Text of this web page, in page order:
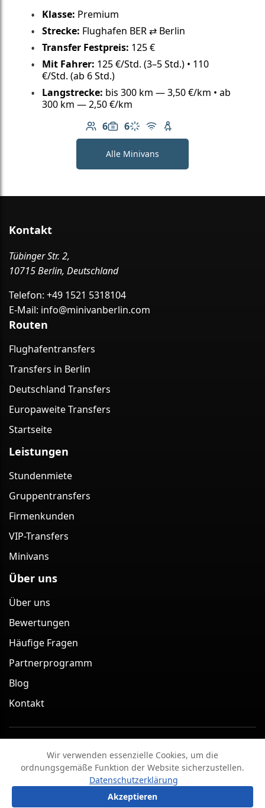
Klasse: Premium
Strecke: Flughafen BER ⇄ Berlin
Transfer Festpreis: 125 €
Mit Fahrer: 125 €/Std. (3–5 Std.) • 110
€/Std. (ab 6 Std.)
Langstrecke: bis 300 km — 3,50 €/km • ab
300 km — 2,50 €/km
6
Anzahl der Passagiere: 6
6
Gepäckkapazität: 6
Klimaanlage
Kostenloses WLAN
Kindersitz verfügbar
Alle Minivans
Kontakt
Tübinger Str. 2,
10715 Berlin, Deutschland
Telefon: +49 1521 5318104
E-Mail: info@minivanberlin.com
Routen
Flughafentransfers
Transfers in Berlin
Deutschland Transfers
Europaweite Transfers
Startseite
Leistungen
Stundenmiete
Gruppentransfers
Firmenkunden
VIP-Transfers
Minivans
Über uns
Über uns
Bewertungen
Häufige Fragen
Partnerprogramm
Blog
Kontakt
Minivan Berlin – Minivan-Transfer-Service in Berlin
(Deutschland) 2026
Impressum Datenschutzerklärung
AGB
Widerrufsbelehrung & Stornobedingungen
Wir verwenden essenzielle Cookies, um die
ordnungsgemäße Funktion der Website sicherzustellen.
Datenschutzerklärung
Akzeptieren